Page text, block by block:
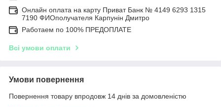
Онлайн оплата на карту Приват Банк № 4149 6293 1315
7190 ФИОполучателя Карпунін Дмитро
Работаем по 100% ПРЕДОПЛАТЕ
Всі умови оплати
Умови повернення
Повернення товару впродовж 14 днів за домовленістю